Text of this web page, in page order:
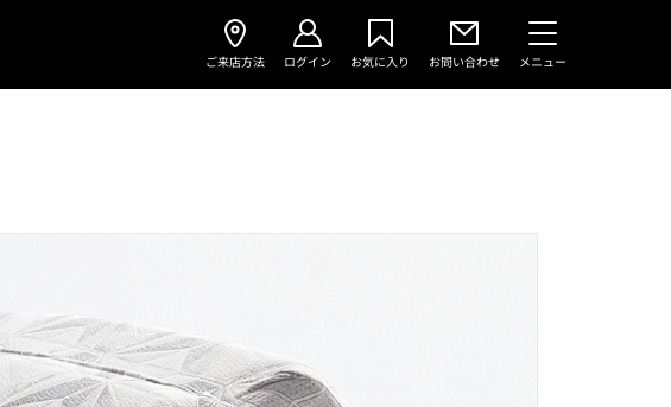
ご来店方法 ログイン お気に入り お問い合わせ メニュー